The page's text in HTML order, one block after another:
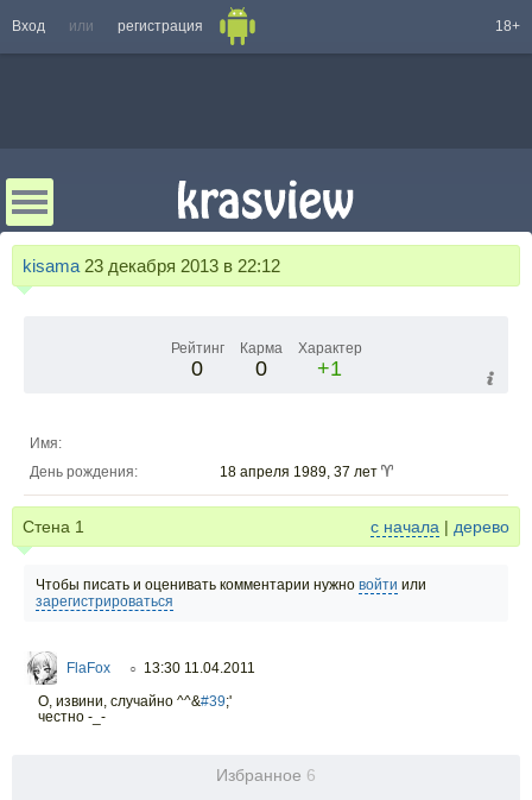
Вход или регистрация 18+
kisama 23 декабря 2013 в 22:12
Рейтинг
0
Карма
0
Характер
+1
Имя:
День рождения:
18 апреля 1989, 37 лет
Стена 1 с начала | дерево
Чтобы писать и оценивать комментарии нужно войти или
зарегистрироваться
FlaFox ○ 13:30 11.04.2011
О, извини, случайно ^^&#39;'
честно -_-
Избранное 6